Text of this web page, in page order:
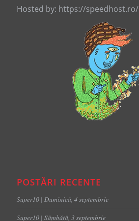
Hosted by: https://speedhost.ro/
POSTĂRI RECENTE
Super10 | Duminică, 4 septembrie
Super10 | Sâmbătă, 3 septembrie